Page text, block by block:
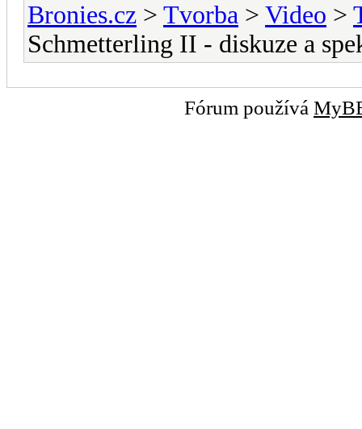
Bronies.cz > Tvorba > Video >
Schmetterling II - diskuze a
Fórum používá